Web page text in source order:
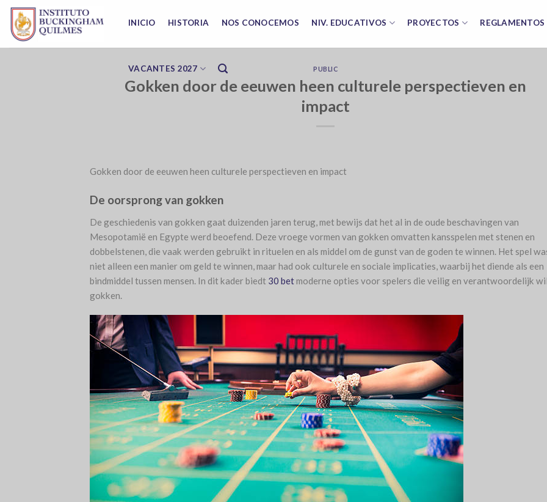
Skip
content
INICIO HISTORIA NOS CONOCEMOS NIV. EDUCATIVOS PROYECTOS
VACANTES 2027 PUBLIC
Gokken door de eeuwen heen culturele perspectieven en
impact
Gokken door de eeuwen heen culturele perspectieven en impact
De oorsprong van gokken
De geschiedenis van gokken gaat duizenden jaren terug, met bewijs dat het al in de oude beschavingen van
Mesopotamië en Egypte werd beoefend. Deze vroege vormen van gokken omvatten kansspelen met stenen en
dobbelstenen, die vaak werden gebruikt in rituelen en als middel om de gunst van de goden te winnen. Het spel
niet alleen een manier om geld te winnen, maar had ook culturele en sociale implicaties, waarbij het diende als een
bindmiddel tussen mensen. In dit kader biedt 30 betmoderne opties voor spelers die veilig en verantwoordelijk
gokken.